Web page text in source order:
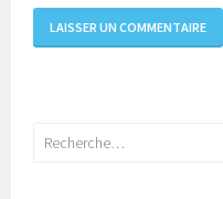
Rechercher :